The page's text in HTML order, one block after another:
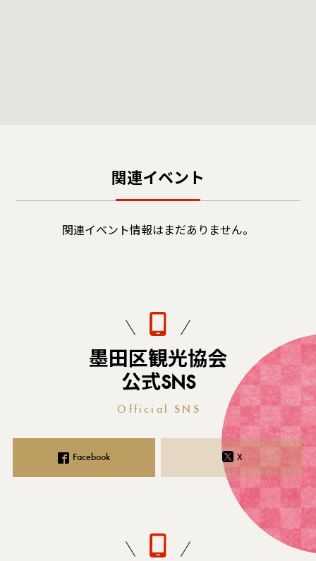
関連イベント
関連イベント情報はまだありません。
墨田区観光協会
公式SNS
Official SNS
Facebook X